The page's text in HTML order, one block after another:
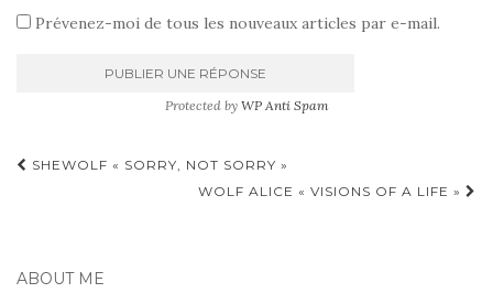
Prévenez-moi de tous les nouveaux articles par e-mail.
Protected by WP Anti Spam
Pagination
SHEWOLF « SORRY, NOT SORRY »
WOLF ALICE « VISIONS OF A LIFE »
ABOUT ME